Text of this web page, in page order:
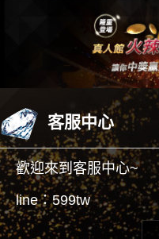
客服中心
歡迎來到客服中心~
line：599tw